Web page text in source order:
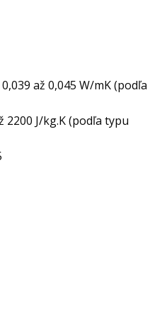
0,039 až 0,045 W/mK (podľa
2200 J/kg.K (podľa typu